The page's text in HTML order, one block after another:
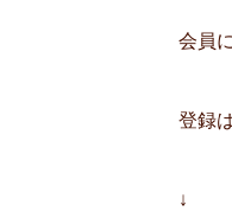
会員
登録